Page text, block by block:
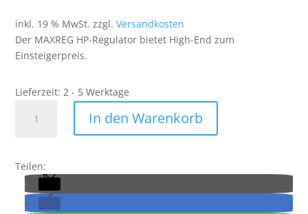
inkl. 19 % MwSt. zzgl.Versandkosten
Der MAXREG HP-Regulator bietet High-End zum
Einsteigerpreis.
Lieferzeit:2 - 5 Werktage
Powair
Menge
In den Warenkorb
Teilen: